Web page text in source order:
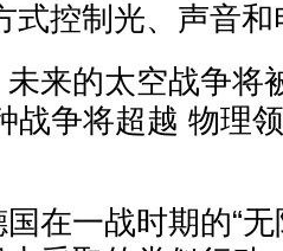
式控制光、声音
来的太空战争将
战争将超越 物理
在一战时期的“